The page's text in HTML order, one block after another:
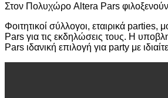
Στον Πολυχώρο Altera Pars
Φοιτητικοί σύλλογοι, εταιρικά parties,
Pars για τις εκδηλώσεις τους. Η
Pars ιδανική επιλογή για party με